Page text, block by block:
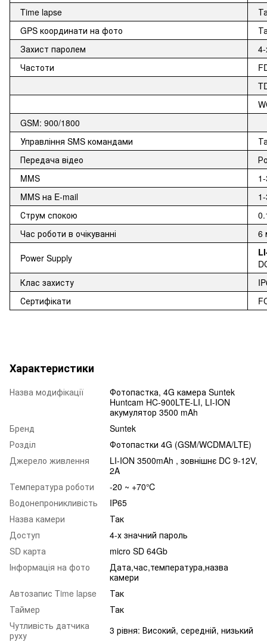
Time lapse
GPS координати на фото
Захист паролем
Частоти
GSM: 900/1800
Управління SMS командами
Передача відео
MMS
MMS на E-mail
Струм спокою
Час роботи в очікуванні
6
Power Supply
Клас захисту
Сертифікати
Характеристики
Назва модифікації
Фотопастка, 4G камера Suntek
Huntcam HC-900LTE-LI, LI-ION
акумулятор 3500 mAh
Бренд
Suntek
Розділ
Фотопастки 4G (GSM/WCDMA/LTE)
Джерело живлення
LI-ION 3500mAh , зовнішнє DC 9-12V,
2A
Температура роботи
-20 ~ +70℃
Водонепроникливість
IP65
Назва камери
Так
Доступ
4-х значний пароль
SD карта
micro SD 64Gb
Інформація на фото
Дата,час,температура,назва
камери
Автозапис Time lapse
Так
Таймер
Так
Чутливість датчика
руху
3 рівня: Високий, середній, низький